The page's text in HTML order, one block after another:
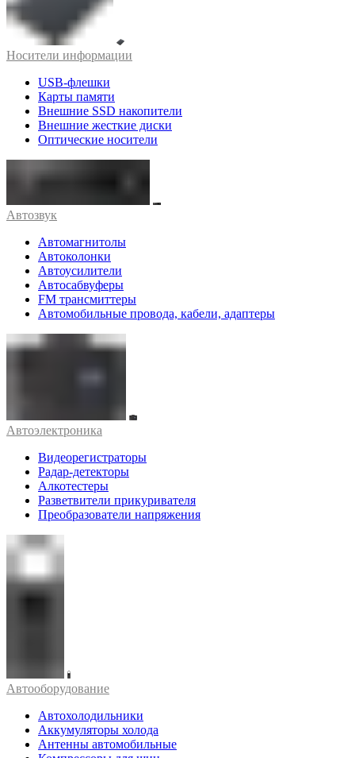
Носители информации
USB-флешки
Карты памяти
Внешние SSD накопители
Внешние жесткие диски
Оптические носители
Автозвук
Автомагнитолы
Автоколонки
Автоусилители
Автосабвуферы
FM трансмиттеры
Автомобильные провода, кабели, адаптеры
Автоэлектроника
Видеорегистраторы
Радар-детекторы
Алкотестеры
Разветвители прикуривателя
Преобразователи напряжения
Автооборудование
Автохолодильники
Аккумуляторы холода
Антенны автомобильные